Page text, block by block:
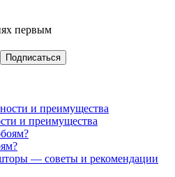
первым
и преимущества